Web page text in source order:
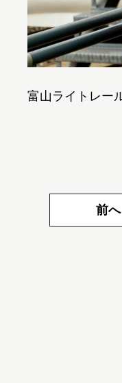
富山ライトレー
前へ